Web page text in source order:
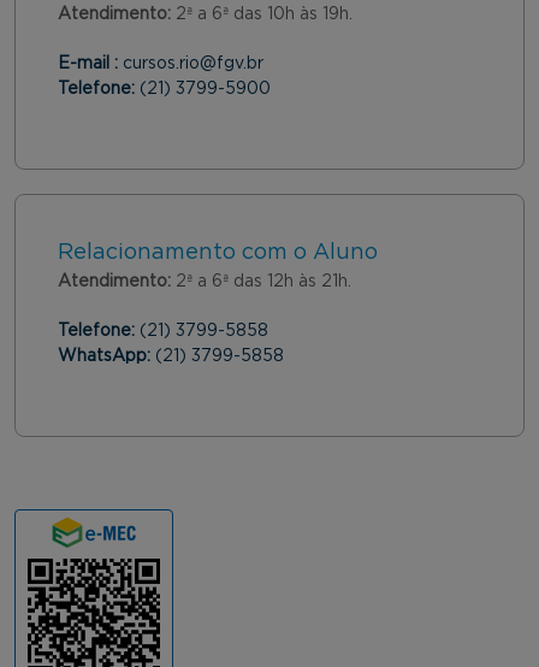
Atendimento: 2ª a 6ª das 10h às 19h.
E-mail : cursos.rio@fgv.br
Telefone: (21) 3799-5900
Relacionamento com o Aluno
Atendimento: 2ª a 6ª das 12h às 21h.
Telefone: (21) 3799-5858
WhatsApp: (21) 3799-5858